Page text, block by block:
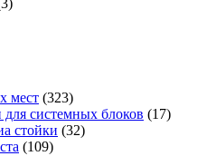
мест (323)
системных блоков (17)
стойки (32)
(109)